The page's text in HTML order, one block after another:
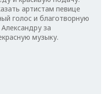
артистам певице
голос и благотворную
за
музыку.